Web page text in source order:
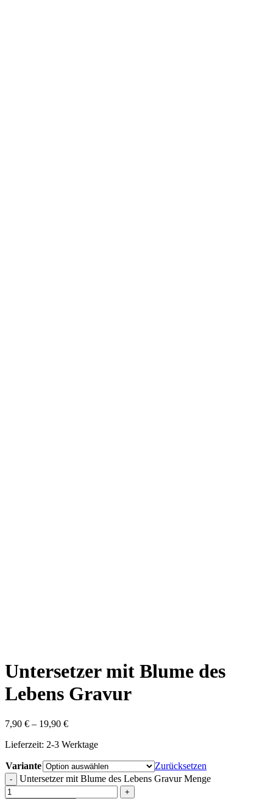
Untersetzer mit Blume des
Lebens Gravur
7,90 € – 19,90 €
Lieferzeit: 2-3 Werktage
Variante
Zurücksetzen
Untersetzer mit Blume des Lebens Gravur Menge